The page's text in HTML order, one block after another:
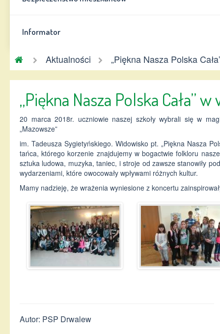
Informator
Gmina
Chynów
Aktualności „Piękna Nasza Polska
„Piękna Nasza Polska Cała”
20 marca 2018r. uczniowie naszej szkoły wybrali się w
„Mazowsze”
im. Tadeusza Sygietyńskiego. Widowisko pt. „Piękna Nasza
tańca, którego korzenie znajdujemy w bogactwie folkloru
sztuka ludowa, muzyka, taniec, i stroje od zawsze stanowiły
wydarzeniami, które owocowały wpływami różnych kultur.
Mamy nadzieję, że wrażenia wyniesione z koncertu
Autor: PSP Drwalew